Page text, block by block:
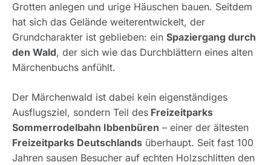
Grotten anlegen und urige Häuschen bauen. Seitdem
hat sich das Gelände weiterentwickelt, der
Grundcharakter ist geblieben: ein Spaziergang durch
den Wald, der sich wie das Durchblättern eines alten
Märchenbuchs anfühlt.
Der Märchenwald ist dabei kein eigenständiges
Ausflugsziel, sondern Teil des Freizeitparks
Sommerrodelbahn Ibbenbüren – einer der ältesten
Freizeitparks Deutschlands überhaupt. Seit fast 100
Jahren sausen Besucher auf echten Holzschlitten den